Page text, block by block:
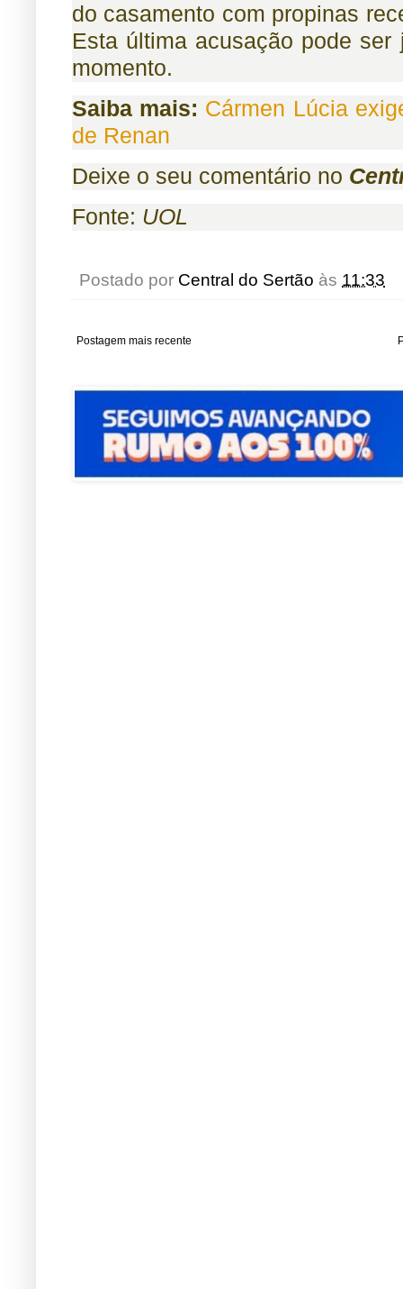
do casamento com propinas
Esta última acusação pode
momento.
Saiba mais: Cármen Lúcia
de Renan
Deixe o seu comentário no
Fonte: UOL
Postado por Central do Sertão às 11:33
Postagem mais recente